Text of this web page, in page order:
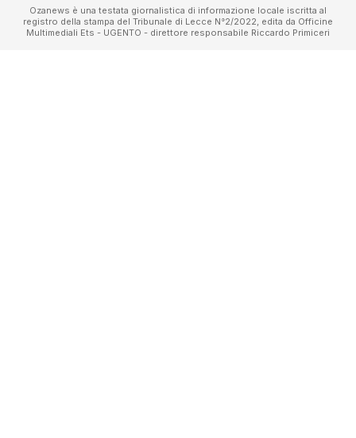
Ozanews è una testata giornalistica di informazione locale iscritta al
registro della stampa del Tribunale di Lecce N°2/2022, edita da Officine
Multimediali Ets - UGENTO - direttore responsabile Riccardo Primiceri